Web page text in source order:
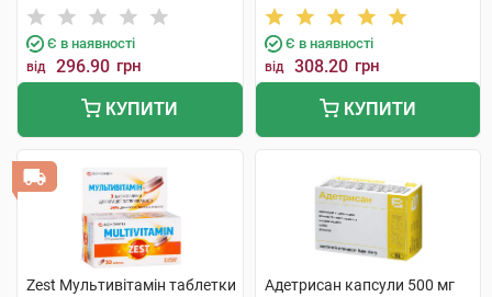
Є в наявності
від 296.90 грн
КУПИТИ
Лтд
Є в наявності
від 308.20 грн
КУПИТИ
Zest Мультивітамін таблетки
Адетрисан капсули 500 мг